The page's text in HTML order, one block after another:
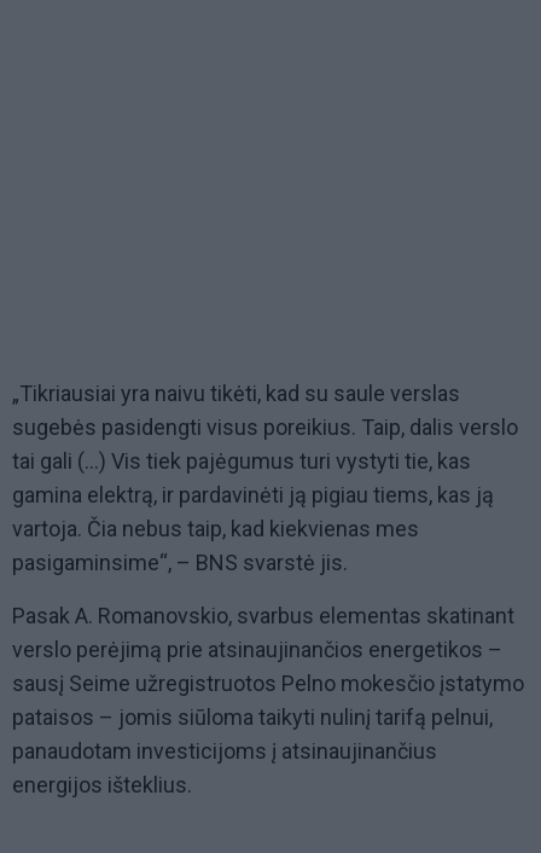
„Tikriausiai yra naivu tikėti, kad su saule verslas
sugebės pasidengti visus poreikius. Taip, dalis verslo
tai gali (...) Vis tiek pajėgumus turi vystyti tie, kas
gamina elektrą, ir pardavinėti ją pigiau tiems, kas ją
vartoja. Čia nebus taip, kad kiekvienas mes
pasigaminsime“, – BNS svarstė jis.
Pasak A. Romanovskio, svarbus elementas skatinant
verslo perėjimą prie atsinaujinančios energetikos –
sausį Seime užregistruotos Pelno mokesčio įstatymo
pataisos – jomis siūloma taikyti nulinį tarifą pelnui,
panaudotam investicijoms į atsinaujinančius
energijos išteklius.